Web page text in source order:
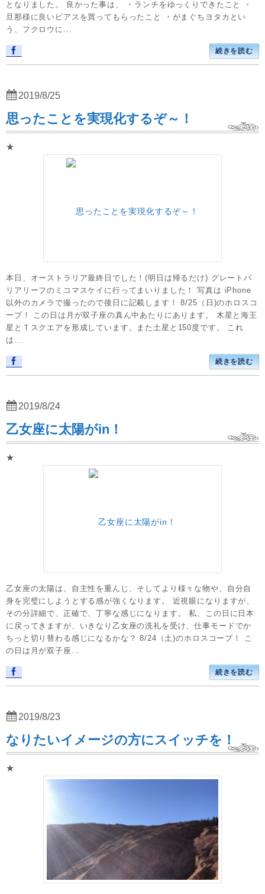
となりました。 良かった事は、 ・ランチをゆっくりできたこと ・
旦那様に良いピアスを買ってもらったこと ・がまぐちヨタカとい
う、フクロウに...
続きを読む
思ったことを実現化するぞ～！
★
本日、オーストラリア最終日でした！(明日は帰るだけ) グレートバ
リアリーフのミコマスケイに行ってまいりました！ 写真は iPhone
以外のカメラで撮ったので後日に記載します！ 8/25（日)のホロスコ
ープ！ この日は月が双子座の真ん中あたりにあります。 木星と海王
星とＴスクエアを形成しています。また土星と150度です。 これ
は...
続きを読む
2019/8/25
乙女座に太陽がin！
★
乙女座の太陽は、自主性を重んじ、そしてより様々な物や、自分自
身を完璧にしようとする感が強くなります。 近視眼になりますが、
その分詳細で、正確で、丁寧な感じになります。 私、この日に日本
に戻ってきますが、いきなり乙女座の洗礼を受け、仕事モードでか
ちっと切り替わる感じになるかな？ 8/24（土)のホロスコープ！ こ
の日は月が双子座...
続きを読む
2019/8/24
なりたいイメージの方にスイッチを！
★
2019/8/23